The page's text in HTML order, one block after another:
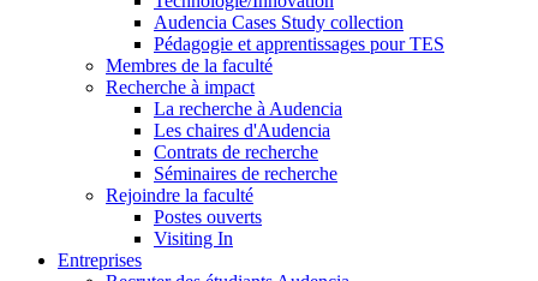
Audencia Cases Study collection
Pédagogie et apprentissages pour TES
Membres de la faculté
Recherche à impact
La recherche à Audencia
Les chaires d'Audencia
Contrats de recherche
Séminaires de recherche
Rejoindre la faculté
Postes ouverts
Visiting In
Entreprises